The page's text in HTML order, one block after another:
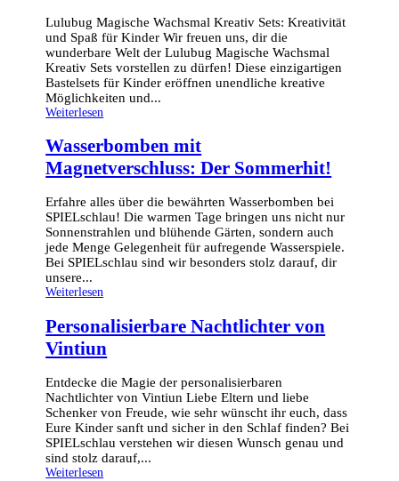
Lulubug Magische Wachsmal Kreativ Sets: Kreativität
und Spaß für Kinder Wir freuen uns, dir die
wunderbare Welt der Lulubug Magische Wachsmal
Kreativ Sets vorstellen zu dürfen! Diese einzigartigen
Bastelsets für Kinder eröffnen unendliche kreative
Möglichkeiten und...
Weiterlesen
Wasserbomben mit
Magnetverschluss: Der Sommerhit!
Erfahre alles über die bewährten Wasserbomben bei
SPIELschlau! Die warmen Tage bringen uns nicht nur
Sonnenstrahlen und blühende Gärten, sondern auch
jede Menge Gelegenheit für aufregende Wasserspiele.
Bei SPIELschlau sind wir besonders stolz darauf, dir
unsere...
Weiterlesen
Personalisierbare Nachtlichter von
Vintiun
Entdecke die Magie der personalisierbaren
Nachtlichter von Vintiun Liebe Eltern und liebe
Schenker von Freude, wie sehr wünscht ihr euch, dass
Eure Kinder sanft und sicher in den Schlaf finden? Bei
SPIELschlau verstehen wir diesen Wunsch genau und
sind stolz darauf,...
Weiterlesen